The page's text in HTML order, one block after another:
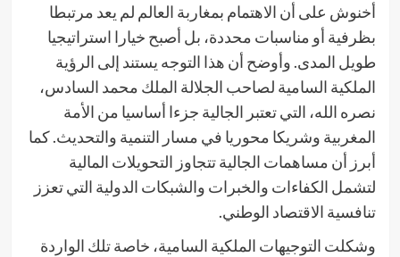
أخنوش على أن الاهتمام بمغاربة العالم لم يعد مرتبطا
بظرفية أو مناسبات محددة، بل أصبح خيارا استراتيجيا
طويل المدى. وأوضح أن هذا التوجه يستند إلى الرؤية
الملكية السامية لصاحب الجلالة الملك محمد السادس،
نصره الله، التي تعتبر الجالية جزءا أساسيا من الأمة
المغربية وشريكا محوريا في مسار التنمية والتحديث. كما
أبرز أن مساهمات الجالية تتجاوز التحويلات المالية
لتشمل الكفاءات والخبرات والشبكات الدولية التي تعزز
تنافسية الاقتصاد الوطني.
وشكلت التوجيهات الملكية السامية، خاصة تلك الواردة